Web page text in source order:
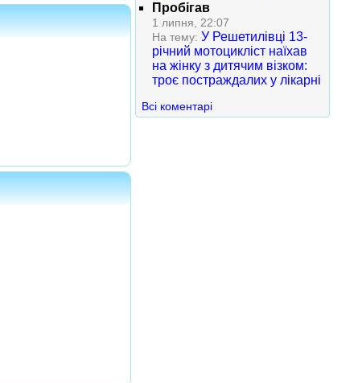
Пробігав
1 липня, 22:07
На тему: У Решетилівці 13-
річний мотоцикліст наїхав
на жінку з дитячим візком:
троє постраждалих у лікарні
Всі коментарі